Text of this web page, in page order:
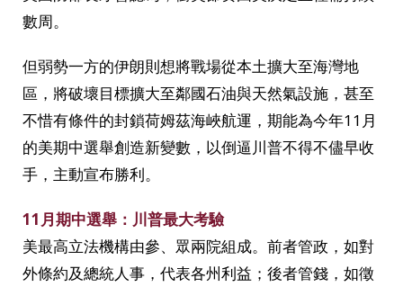
數周。
但弱勢一方的伊朗則想將戰場從本土擴大至海灣地
區，將破壞目標擴大至鄰國石油與天然氣設施，甚至
不惜有條件的封鎖荷姆茲海峽航運，期能為今年11月
的美期中選舉創造新變數，以倒逼川普不得不儘早收
手，主動宣布勝利。
11月期中選舉：川普最大考驗
美最高立法機構由參、眾兩院組成。前者管政，如對
外條約及總統人事，代表各州利益；後者管錢，如徵